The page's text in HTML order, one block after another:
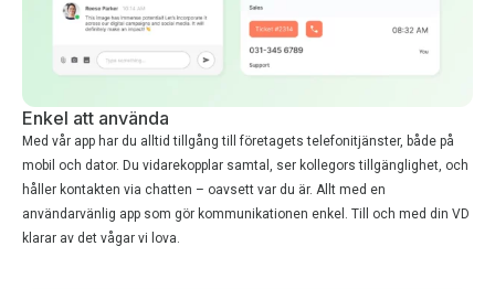
Enkel att använda
Med vår app har du alltid tillgång till företagets telefonitjänster, både på
mobil och dator. Du vidarekopplar samtal, ser kollegors tillgänglighet, och
håller kontakten via chatten – oavsett var du är. Allt med en
användarvänlig app som gör kommunikationen enkel. Till och med din VD
klarar av det vågar vi lova.